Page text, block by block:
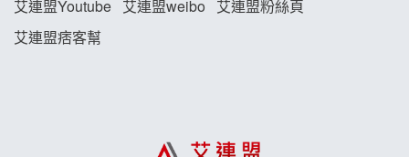
藍象廷泰式火鍋加盟說明會
日十。早午食加盟說明會
莫尼早餐Morni加盟說明會
艾連盟Youtube 艾連盟weibo
艾連盟粉絲頁
艾連盟痞客幫